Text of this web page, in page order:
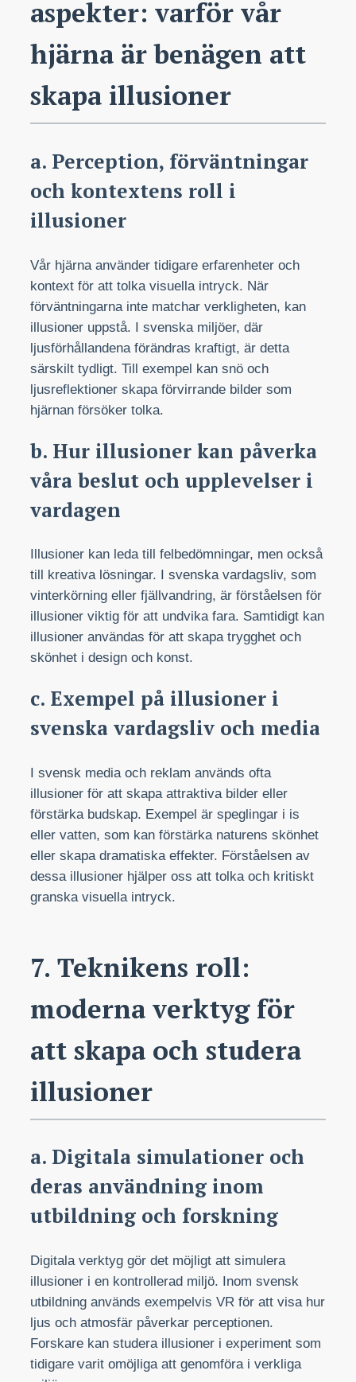
aspekter: varför vår
hjärna är benägen att
skapa illusioner
a. Perception, förväntningar
och kontextens roll i
illusioner
Vår hjärna använder tidigare erfarenheter och
kontext för att tolka visuella intryck. När
förväntningarna inte matchar verkligheten, kan
illusioner uppstå. I svenska miljöer, där
ljusförhållandena förändras kraftigt, är detta
särskilt tydligt. Till exempel kan snö och
ljusreflektioner skapa förvirrande bilder som
hjärnan försöker tolka.
b. Hur illusioner kan påverka
våra beslut och upplevelser i
vardagen
Illusioner kan leda till felbedömningar, men också
till kreativa lösningar. I svenska vardagsliv, som
vinterkörning eller fjällvandring, är förståelsen för
illusioner viktig för att undvika fara. Samtidigt kan
illusioner användas för att skapa trygghet och
skönhet i design och konst.
c. Exempel på illusioner i
svenska vardagsliv och media
I svensk media och reklam används ofta
illusioner för att skapa attraktiva bilder eller
förstärka budskap. Exempel är speglingar i is
eller vatten, som kan förstärka naturens skönhet
eller skapa dramatiska effekter. Förståelsen av
dessa illusioner hjälper oss att tolka och kritiskt
granska visuella intryck.
7. Teknikens roll:
moderna verktyg för
att skapa och studera
illusioner
a. Digitala simulationer och
deras användning inom
utbildning och forskning
Digitala verktyg gör det möjligt att simulera
illusioner i en kontrollerad miljö. Inom svensk
utbildning används exempelvis VR för att visa hur
ljus och atmosfär påverkar perceptionen.
Forskare kan studera illusioner i experiment som
tidigare varit omöjliga att genomföra i verkliga